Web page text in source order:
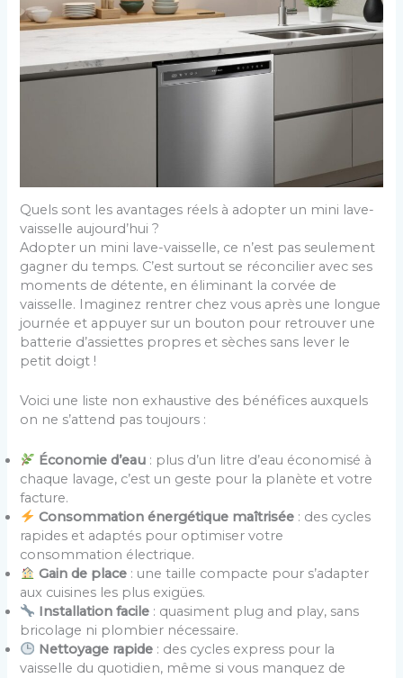
Quels sont les avantages réels à adopter un mini lave-
vaisselle aujourd’hui ?
Adopter un mini lave-vaisselle, ce n’est pas seulement
gagner du temps. C’est surtout se réconcilier avec ses
moments de détente, en éliminant la corvée de
vaisselle. Imaginez rentrer chez vous après une longue
journée et appuyer sur un bouton pour retrouver une
batterie d’assiettes propres et sèches sans lever le
petit doigt !
Voici une liste non exhaustive des bénéfices auxquels
on ne s’attend pas toujours :
Économie d’eau : plus d’un litre d’eau économisé à
chaque lavage, c’est un geste pour la planète et votre
facture.
Consommation énergétique maîtrisée : des cycles
rapides et adaptés pour optimiser votre
consommation électrique.
Gain de place : une taille compacte pour s’adapter
aux cuisines les plus exigües.
Installation facile : quasiment plug and play, sans
bricolage ni plombier nécessaire.
Nettoyage rapide : des cycles express pour la
vaisselle du quotidien, même si vous manquez de